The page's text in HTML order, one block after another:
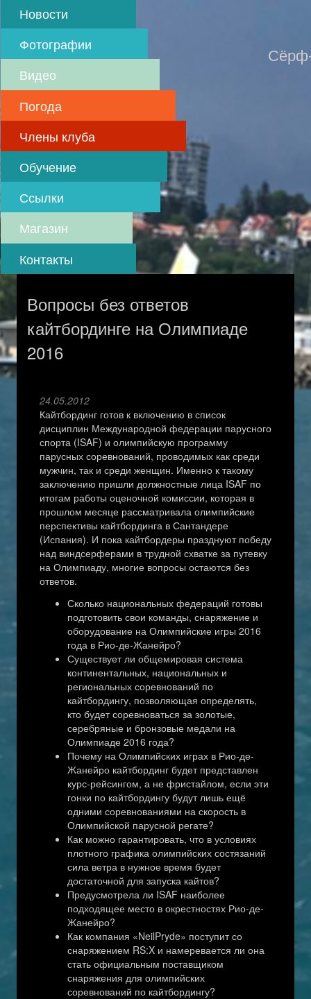
content
Новости
Фотографии
Видео
Погода
Члены клуба
Обучение
Ссылки
Магазин
Контакты
Вопросы без ответов
кайтбординге на Олимпиаде
2016
24.05.2012
Кайтбординг готов к включению в список
дисциплин Международной федерации парусного
спорта (ISAF) и олимпийскую программу
парусных соревнований, проводимых как среди
мужчин, так и среди женщин. Именно к такому
заключению пришли должностные лица ISAF по
итогам работы оценочной комиссии, которая в
прошлом месяце рассматривала олимпийские
перспективы кайтбординга в Сантандере
(Испания). И пока кайтбордеры празднуют победу
над виндсерферами в трудной схватке за путевку
на Олимпиаду, многие вопросы остаются без
ответов.
Сколько национальных федераций готовы
подготовить свои команды, снаряжение и
оборудование на Олимпийские игры 2016
года в Рио-де-Жанейро?
Существует ли общемировая система
континентальных, национальных и
региональных соревнований по
кайтбордингу, позволяющая определять,
кто будет соревноваться за золотые,
серебряные и бронзовые медали на
Олимпиаде 2016 года?
Почему на Олимпийских играх в Рио-де-
Жанейро кайтбординг будет представлен
курс-рейсингом, а не фристайлом, если эти
гонки по кайтбордингу будут лишь ещё
одними соревнованиями на скорость в
Олимпийской парусной регате?
Как можно гарантировать, что в условиях
плотного графика олимпийских состязаний
сила ветра в нужное время будет
достаточной для запуска кайтов?
Предусмотрела ли ISAF наиболее
подходящее место в окрестностях Рио-де-
Жанейро?
Как компания «NeilPryde» поступит со
снаряжением RS:X и намеревается ли она
стать официальным поставщиком
снаряжения для олимпийских
соревнований по кайтбордингу?